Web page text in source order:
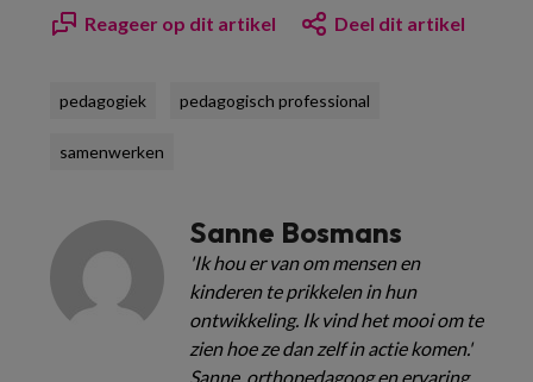
Reageer op dit artikel Deel dit artikel
pedagogiek pedagogisch professional
samenwerken
Sanne Bosmans
'Ik hou er van om mensen en
kinderen te prikkelen in hun
ontwikkeling. Ik vind het mooi om te
zien hoe ze dan zelf in actie komen.'
Sanne, orthopedagoog en ervaring